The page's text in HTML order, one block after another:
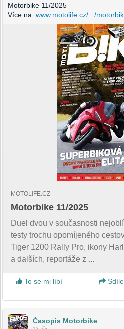
Motorbike 11/2025
Více na www.motolife.cz/.../
MOTOLIFE.CZ
Motorbike 11/2025
Duel dvou v současnosti
testy trochu opomíjeného
Tiger 1200 Rally Pro, ikony
a dalších, reportáže z ...
To se mi líbí
Časopis Motorbike